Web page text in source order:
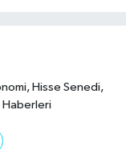
Hisse Senedi,
Haberleri